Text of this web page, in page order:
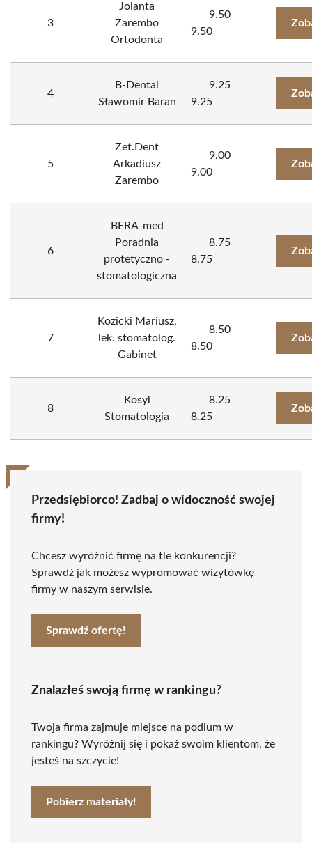
3
Jolanta
Zarembo
Ortodonta
9.50
9.50
4
B-Dental
Sławomir Baran
9.25
9.25
5
Zet.Dent
Arkadiusz
Zarembo
9.00
9.00
6
BERA-med
Poradnia
protetyczno -
stomatologiczna
8.75
8.75
7
Kozicki Mariusz,
lek. stomatolog.
Gabinet
8.50
8.50
8
Kosyl
Stomatologia
8.25
8.25
Przedsiębiorco! Zadbaj o widoczność swojej
firmy!
Chcesz wyróżnić firmę na tle konkurencji?
Sprawdź jak możesz wypromować wizytówkę
firmy w naszym serwisie.
Sprawdź ofertę!
Znalazłeś swoją firmę w rankingu?
Twoja firma zajmuje miejsce na podium w
rankingu? Wyróżnij się i pokaż swoim klientom, że
jesteś na szczycie!
Pobierz materiały!